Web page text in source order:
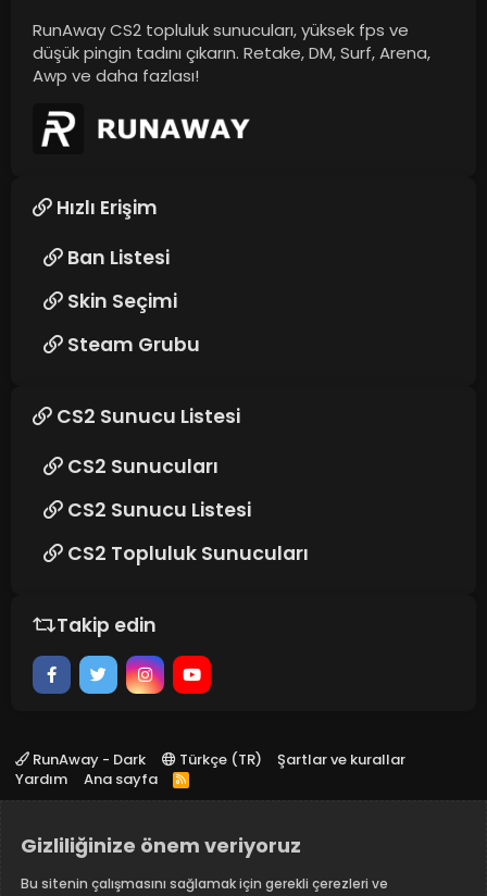
RunAway CS2 topluluk sunucuları, yüksek fps ve
düşük pingin tadını çıkarın. Retake, DM, Surf, Arena,
Awp ve daha fazlası!
Hızlı Erişim
Ban Listesi
Skin Seçimi
Steam Grubu
CS2 Sunucu Listesi
CS2 Sunucuları
CS2 Sunucu Listesi
CS2 Topluluk Sunucuları
Takip edin
RunAway - Dark Türkçe (TR)
Şartlar ve kurallar
Yardım
Ana sayfa
R
S
Gizliliğinize önem veriyoruz
Bu sitenin çalışmasını sağlamak için gerekli çerezleri ve